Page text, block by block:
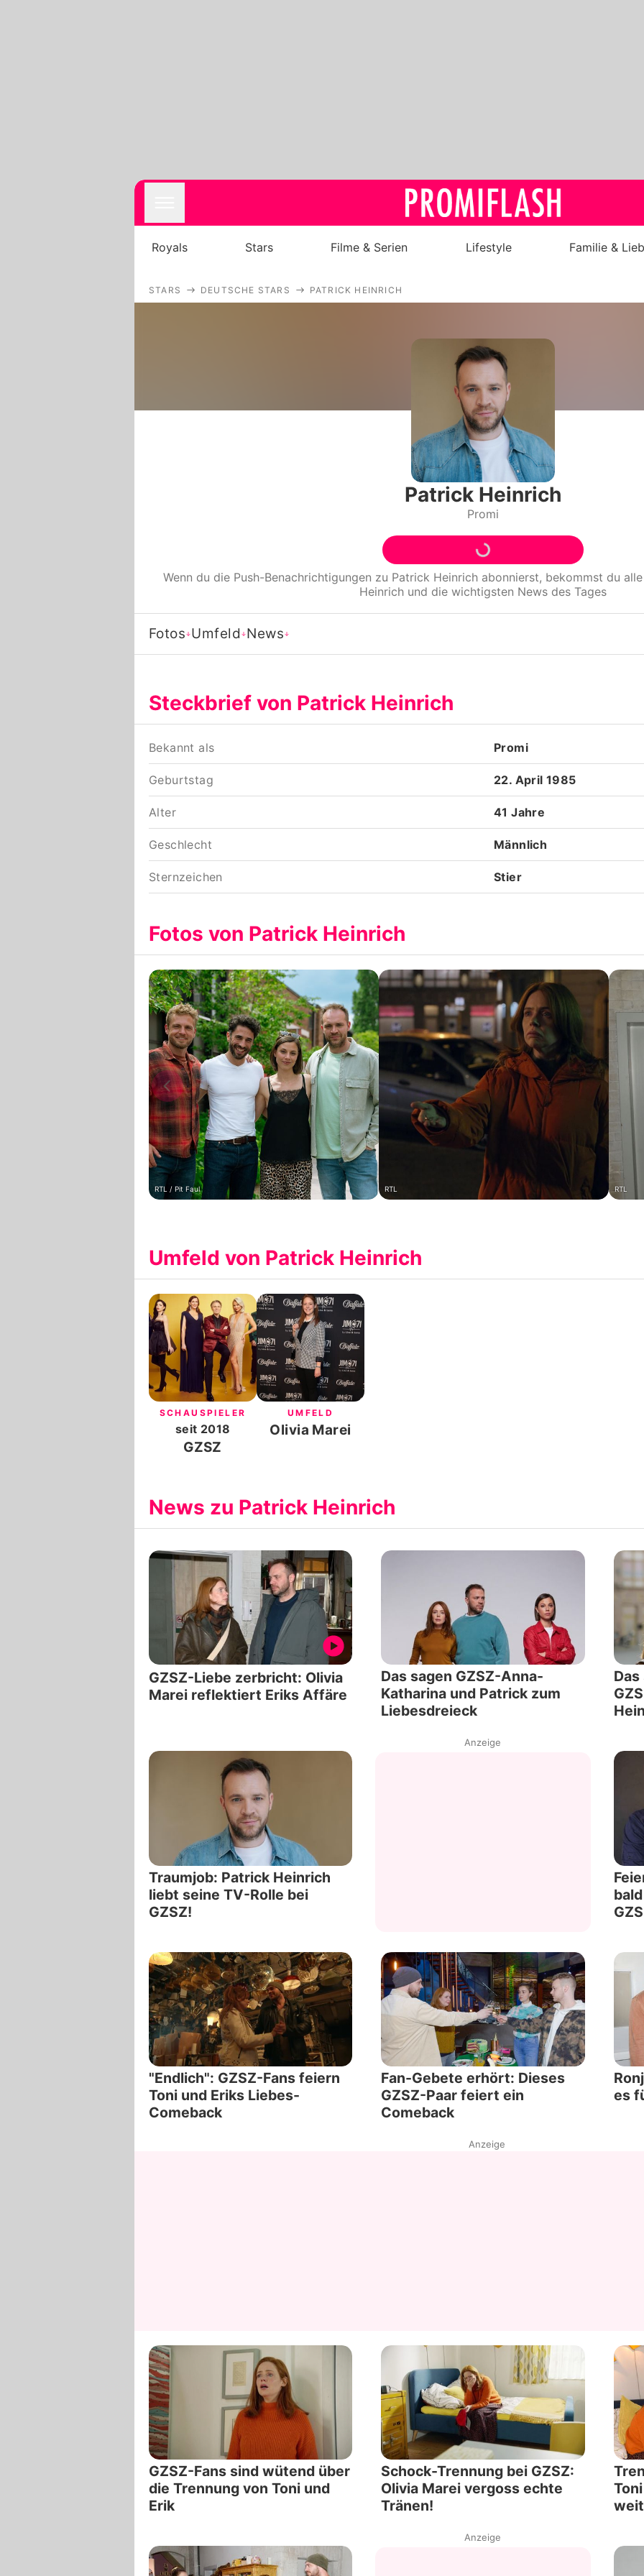
Filme & Serien
Lifestyle
Familie & Liebe
Promiflash Exklusiv
Alle Themen auf Promiflash
Jobs
App runterladen
Team
Nutzungsbedingungen
Royals Stars Filme & Serien Lifestyle Familie &
STARS DEUTSCHE STARS PATRICK HEINRICH
Patrick Heinrich
Promi
Wenn du die Push-Benachrichtigungen zu Patrick Heinrichabonnierst, bekommst du
Heinrich und die wichtigsten News des Tages
Fotos Umfeld News
Steckbrief von Patrick Heinrich
Bekannt als Promi
Geburtstag 22. April 1985
Alter 41 Jahre
Geschlecht Männlich
Sternzeichen Stier
Fotos von Patrick Heinrich
RTL / Pit Faul RTL RTL
Umfeld von Patrick Heinrich
SCHAUSPIELER
seit 2018
GZSZ
UMFELD
Olivia Marei
News zu Patrick Heinrich
GZSZ-Liebe zerbricht: Olivia
Marei reflektiert Eriks Affäre
Das sagen GZSZ-Anna-
Katharina und Patrick zum
Liebesdreieck
Traumjob: Patrick Heinrich
liebt seine TV-Rolle bei
GZSZ!
Anzeige
"Endlich": GZSZ-Fans feiern
Toni und Eriks Liebes-
Comeback
Fan-Gebete erhört: Dieses
GZSZ-Paar feiert ein
Comeback
es
Anzeige
GZSZ-Fans sind wütend über
die Trennung von Toni und
Erik
Schock-Trennung bei GZSZ:
Olivia Marei vergoss echte
Tränen!
Anzeige